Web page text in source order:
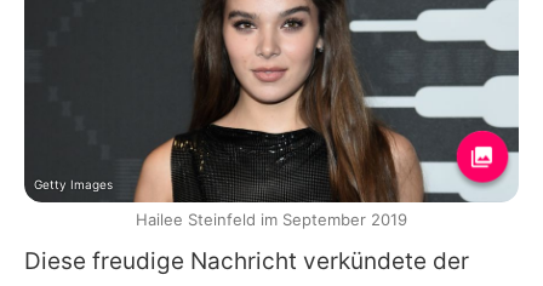
Diese freudige Nachricht verkündete der
Getty Images
Hailee Steinfeld im September 2019